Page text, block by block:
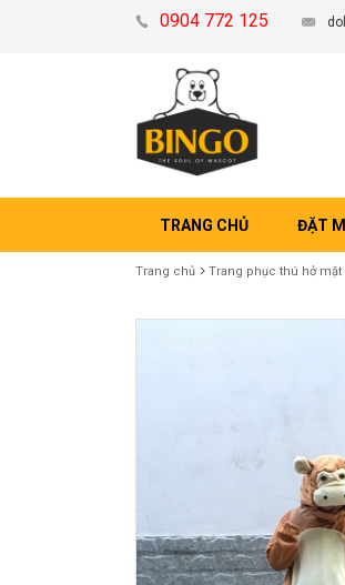
0904 772 125
TRANG CHỦ ĐẶT
Trang chủ Trang phục thú hở mặt